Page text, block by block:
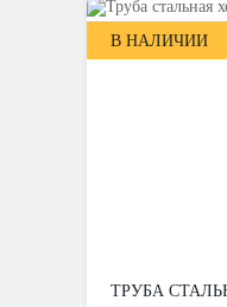
В НАЛИЧИИ
ТРУБА